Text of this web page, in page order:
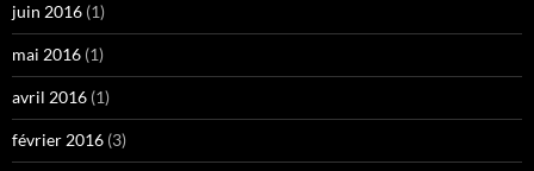
juin 2016 (1)
mai 2016 (1)
avril 2016 (1)
février 2016 (3)